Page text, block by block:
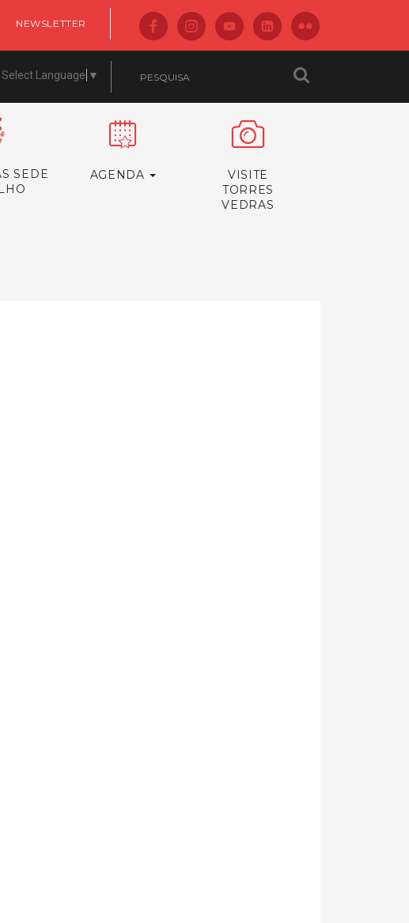
NEWSLETTER
Select Language ▼
SEDE
AGENDA
VISITE
TORRES
VEDRAS